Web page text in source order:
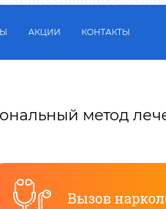
АКЦИИ КОНТАКТЫ
метод
Вызов